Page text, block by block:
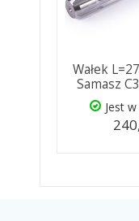
Wałek
Samasz
Jest